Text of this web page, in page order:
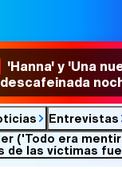
'Hanna' y 'Una
Entrevistas
('Todo era
de las víctimas